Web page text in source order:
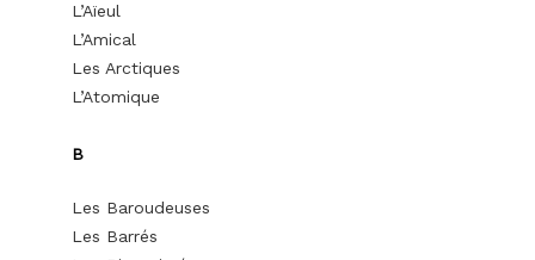
L’Aïeul
L’Amical
Les Arctiques
L’Atomique
B
Les Baroudeuses
Les Barrés